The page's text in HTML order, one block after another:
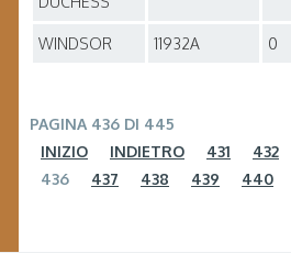
WINDSOR 11932A 0
PAGINA 436 DI 445
INIZIO
INDIETRO 431 432
436
437 438 439 440